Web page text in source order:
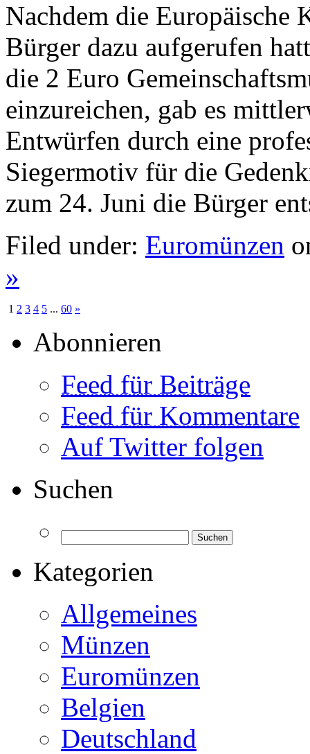
Nachdem die Europäische
Bürger dazu aufgerufen
die 2 Euro
einzureichen, gab es
Entwürfen durch eine
Siegermotiv für die
zum 24. Juni die Bürger
Filed under: Euromünzen
»
1 2 3 4 5 ... 60 »
Abonnieren
Feed für Beiträge
Feed für Kommentare
Auf Twitter folgen
Suchen
Kategorien
Allgemeines
Münzen
Euromünzen
Belgien
Deutschland